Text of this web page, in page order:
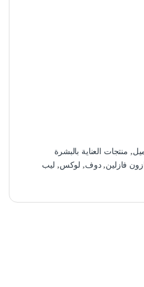
, منتجات العناية بالبشرة
فازلين,دوف, لوكس, ليب